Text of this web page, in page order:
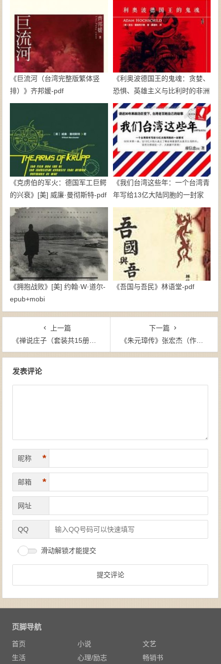
《巨流河（台湾完整版繁体竖
排）》齐邦媛-pdf
《利奥波德国王的鬼魂：贪婪、
恐惧、英雄主义与比利时的非洲
殖民地》亚当·霍赫希尔德-pdf
《克虏伯的军火：德国军工巨鳄
的兴衰》[美] 威廉·曼彻斯特-pdf
《我们台湾这些年：一个台湾青
年写给13亿大陆同胞的一封家
书》廖信忠-epub+mobi
《拥抱战败》[美] 约翰·W·道尔-
epub+mobi
《吾国与吾民》林语堂-pdf
上一篇
《禅说庄子（套装共15册）》冯学成（作者）-epub+mobi+azw3
下一篇
《朱元璋传》张宏杰（作者）-epub+mobi+azw3
发表评论
昵称 *
邮箱 *
网址
QQ
滑动解锁才能提交
页脚导航
首页 小说
文艺
生活
心理/励志 畅销书